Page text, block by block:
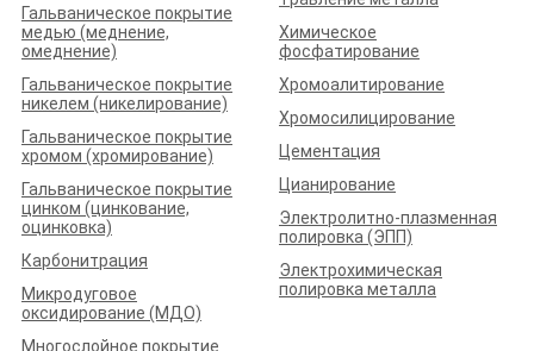
Гальваническое покрытие
медью (меднение,
омеднение)
Гальваническое покрытие
никелем (никелирование)
Гальваническое покрытие
хромом (хромирование)
Гальваническое покрытие
цинком (цинкование,
оцинковка)
Карбонитрация
Микродуговое
оксидирование (МДО)
Многослойное покрытие
Химическое
фосфатирование
Хромоалитирование
Хромосилицирование
Цементация
Цианирование
Электролитно-плазменная
полировка (ЭПП)
Электрохимическая
полировка металла
Правовые документы
Реклама на портале
Подбор исполнителей
Чтобы ваше предприятие находилось выше других, подключите
или добавьте наш виджет
© 2017-2026. Металлообработчики всех стран, объединяйтесь!